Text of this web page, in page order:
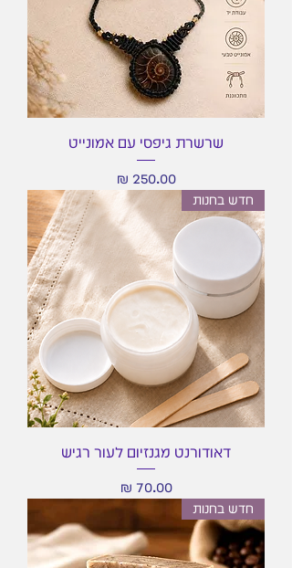
שרשרת גיפסי עם אמונייט
מחיר‏250.00 ‏₪
חדש בחנות
דאודורנט מגנזיום לעור רגיש
מחיר‏70.00 ‏₪
חדש בחנות